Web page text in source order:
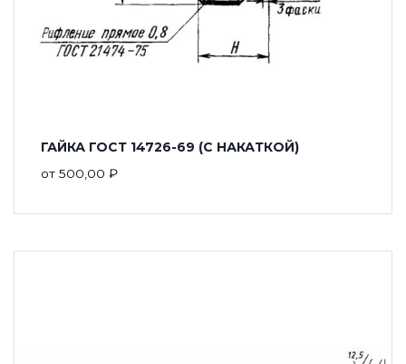
ГАЙКА ГОСТ 14726-69 (С НАКАТКОЙ)
от 500,00 ₽